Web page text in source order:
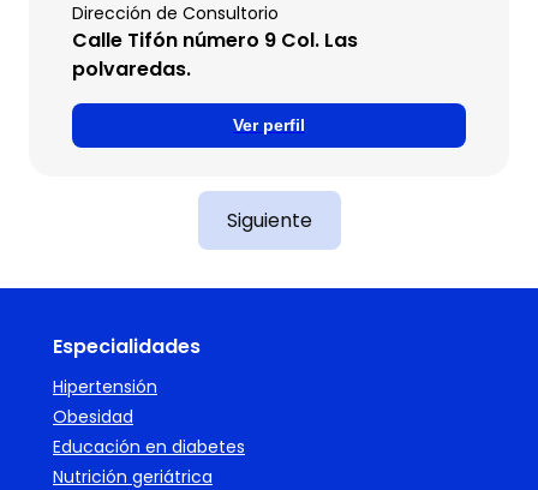
Dirección de Consultorio
Calle Tifón número 9 Col. Las
polvaredas.
Ver perfil
Siguiente
Especialidades
Hipertensión
Obesidad
Educación en diabetes
Nutrición geriátrica